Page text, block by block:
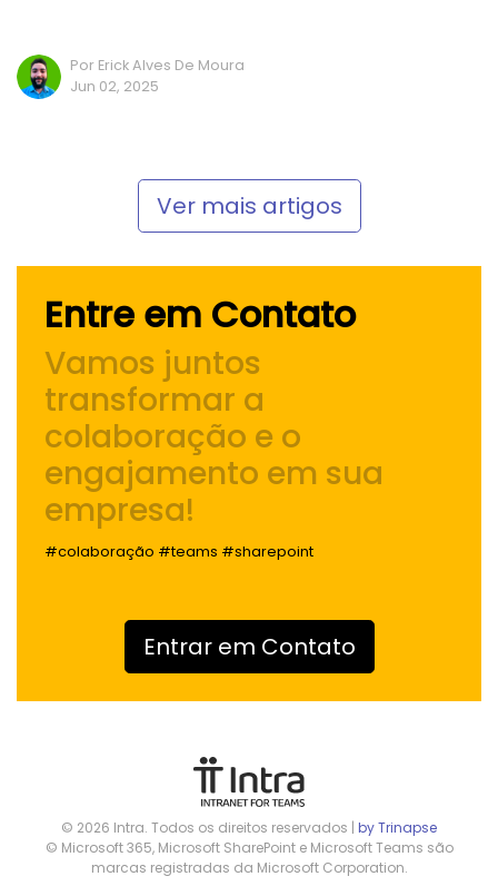
Por Erick Alves De Moura
Jun 02, 2025
Ver mais artigos
Entre em Contato
Vamos juntos
transformar a
colaboração e o
engajamento em sua
empresa!
#colaboração #teams #sharepoint
Entrar em Contato
© 2026 Intra. Todos os direitos reservados | by Trinapse
© Microsoft 365, Microsoft SharePoint e Microsoft Teams são
marcas registradas da Microsoft Corporation.